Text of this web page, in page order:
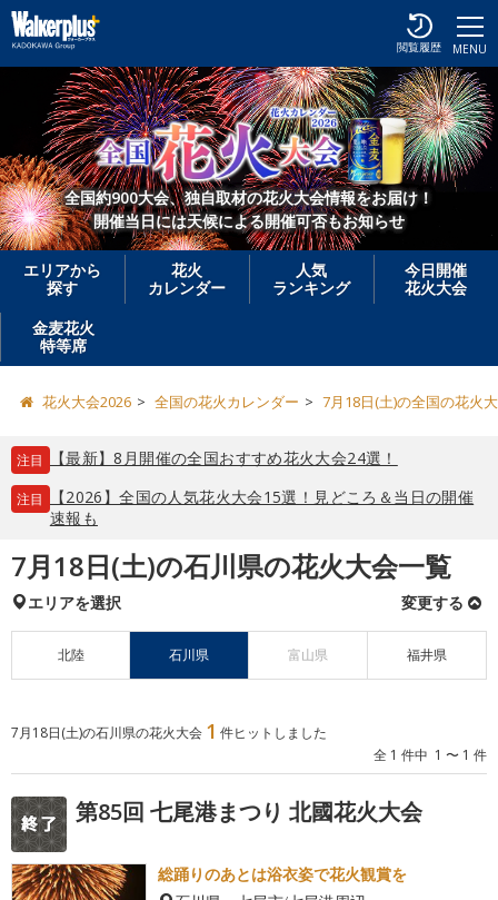
MENU
閲覧履歴
全国約900大会、独自取材の花火大会情報をお届け！
開催当日には天候による開催可否もお知らせ
エリアから
探す
花火
カレンダー
人気
ランキング
今日開催
花火大会
金麦花火
特等席
花火大会2026 全国の花火カレンダー 7月18日(土)の全国の花火
注目 【最新】8月開催の全国おすすめ花火大会24選！
注目
【2026】全国の人気花火大会15選！見どころ＆当日の開催
速報も
7月18日(土)の石川県の花火大会一覧
エリアを選択 変更する
北陸 石川県 富山県 福井県
7月18日(土)の石川県の花火大会 1 件ヒットしました
全 1 件中 1 〜 1 件
第85回 七尾港まつり 北國花火大会
総踊りのあとは浴衣姿で花火観賞を